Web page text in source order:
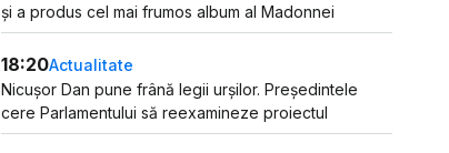
și a produs cel mai frumos album al Madonnei
18:20Actualitate
Nicușor Dan pune frână legii urșilor. Președintele
cere Parlamentului să reexamineze proiectul